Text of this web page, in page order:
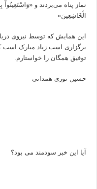
نماز پناه می‌بردند و «وَاسْتَعِینُواْ
الْخَاشِعِینَ»
این همایش که توسط نیروی
برگزاری است زیاد مبارک است
توفیق همگان را خواستارم.
حسین نوری همدانی
آیا این خبر سودمند می بود؟